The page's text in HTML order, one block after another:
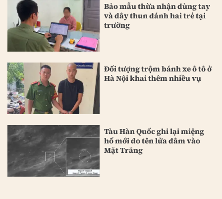
Bảo mẫu thừa nhận dùng tay
và dây thun đánh hai trẻ tại
trường
Đối tượng trộm bánh xe ô tô ở
Hà Nội khai thêm nhiều vụ
Tàu Hàn Quốc ghi lại miệng
hố mới do tên lửa đâm vào
Mặt Trăng